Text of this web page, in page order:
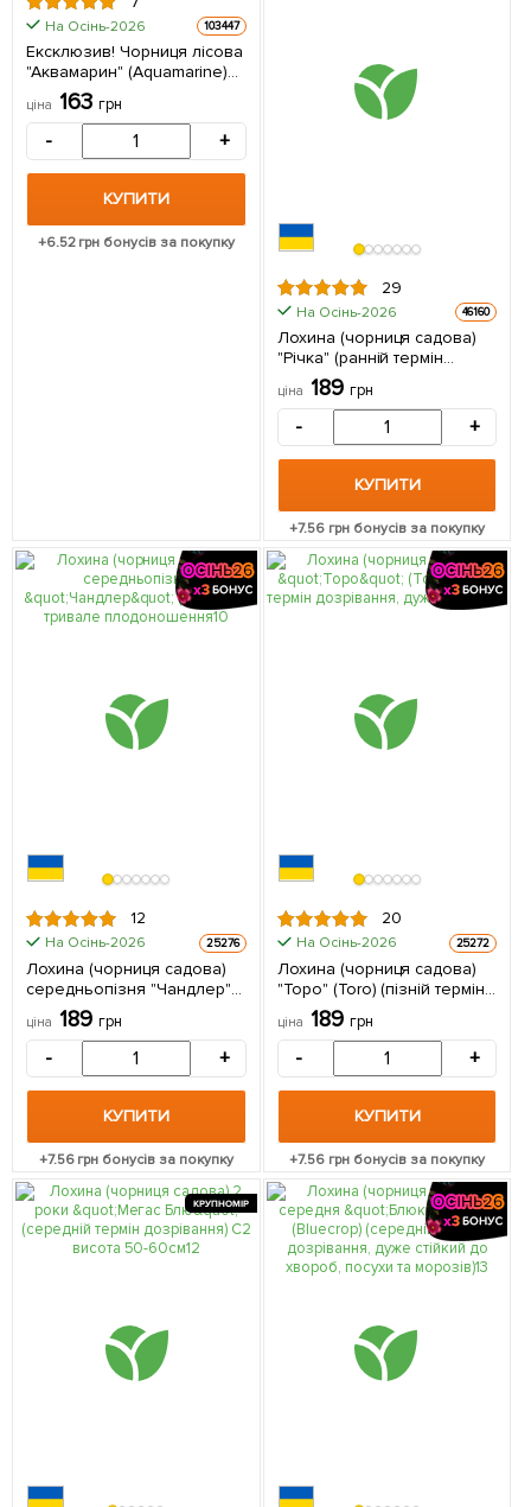
На Осінь-2026 103447
Ексклюзив! Чорниця лісова
"Аквамарин" (Aquamarine)
(вітамінний сорт) 1
саджанець в упаковці
ціна 163 грн
- +
КУПИТИ
+6.52грн бонусів за покупку
29
На Осінь-2026 46160
Лохина (чорниця садова)
"Річка" (ранній термін
дозрівання, один з
найпопулярніших сортів) 1
саджанець в упаковці
ціна 189 грн
- +
КУПИТИ
+7.56 грн бонусів за покупку
12
На Осінь-2026 25276
Лохина (чорниця садова)
середньопізня "Чандлер"
(Chandler) тривале
плодоношення 1
саджанець в упаковці
ціна 189 грн
- +
КУПИТИ
+7.56грн бонусів за покупку
20
На Осінь-2026 25272
Лохина (чорниця садова)
"Торо" (Toro) (пізній термін
дозрівання, дуже велика) 1
саджанець в упаковці
ціна 189 грн
- +
КУПИТИ
+7.56 грн бонусів за покупку
КРУПНОМІР